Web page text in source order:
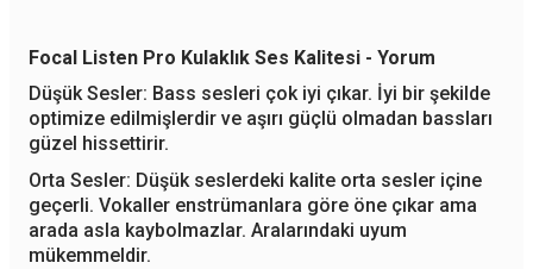
Focal Listen Pro Kulaklık Ses Kalitesi - Yorum
Düşük Sesler: Bass sesleri çok iyi çıkar. İyi bir şekilde
optimize edilmişlerdir ve aşırı güçlü olmadan bassları
güzel hissettirir.
Orta Sesler: Düşük seslerdeki kalite orta sesler içine
geçerli. Vokaller enstrümanlara göre öne çıkar ama
arada asla kaybolmazlar. Aralarındaki uyum
mükemmeldir.